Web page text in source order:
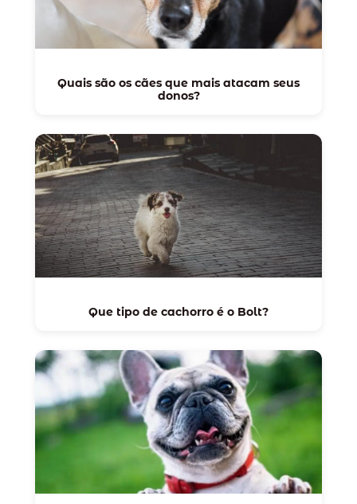
Quais são os cães que mais atacam seus
donos?
Que tipo de cachorro é o Bolt?